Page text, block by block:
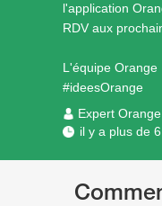
l'application
RDV aux
L'équipe Orange
#ideesOrange
Expert Orange
il y a plus de